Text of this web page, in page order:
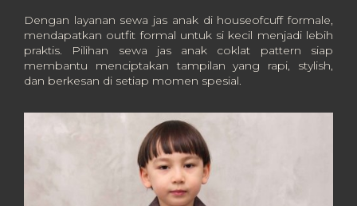
Dengan layanan sewa jas anak di houseofcuff formale,
mendapatkan outfit formal untuk si kecil menjadi lebih
praktis. Pilihan sewa jas anak coklat pattern siap
membantu menciptakan tampilan yang rapi, stylish,
dan berkesan di setiap momen spesial.